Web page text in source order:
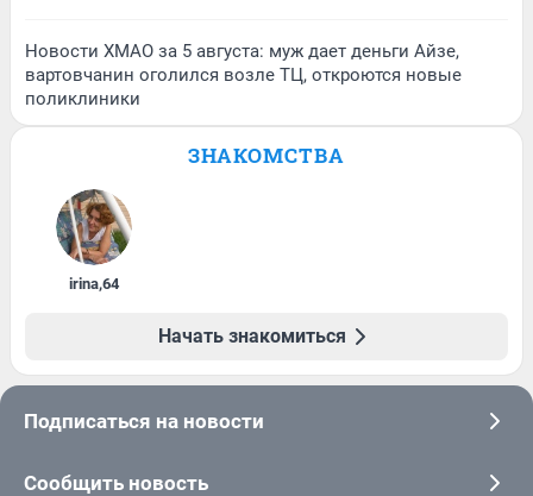
Новости ХМАО за 5 августа: муж дает деньги Айзе,
вартовчанин оголился возле ТЦ, откроются новые
поликлиники
ЗНАКОМСТВА
irina,64
Начать знакомиться
Подписаться на новости
Сообщить новость